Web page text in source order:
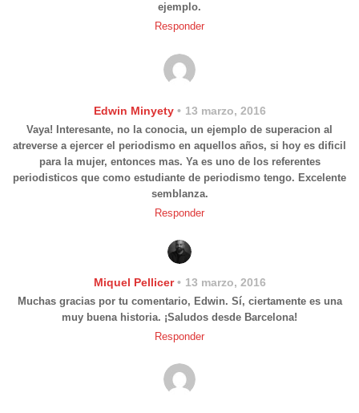
ejemplo.
Responder
Edwin Minyety 13 marzo, 2016
Vaya! Interesante, no la conocia, un ejemplo de superacion al
atreverse a ejercer el periodismo en aquellos años, si hoy es dificil
para la mujer, entonces mas. Ya es uno de los referentes
periodisticos que como estudiante de periodismo tengo. Excelente
semblanza.
Responder
Miquel Pellicer 13 marzo, 2016
Muchas gracias por tu comentario, Edwin. Sí, ciertamente es una
muy buena historia. ¡Saludos desde Barcelona!
Responder